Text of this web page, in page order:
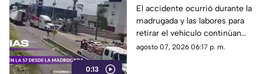
0:13
volcadura de unidad
pesada en la carretera
57
El accidente ocurrió durante la
madrugada y las labores para
retirar el vehículo continúan
desde hace más de 12 horas en
agosto 07, 2026 06:17 p. m.